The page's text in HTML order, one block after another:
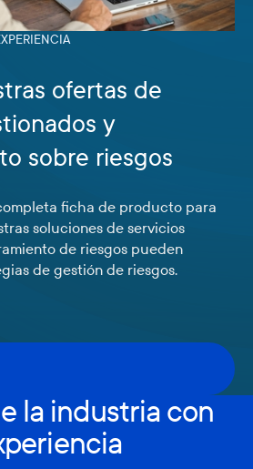
ofertas de
y
sobre riesgos
ficha de producto para
soluciones de servicios
de riesgos pueden
de gestión de riesgos.
la industria con